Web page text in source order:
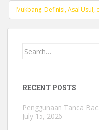
Mukbang: Definisi, Asal Usul,
Search
RECENT POSTS
Penggunaan Tanda
July 15, 2026